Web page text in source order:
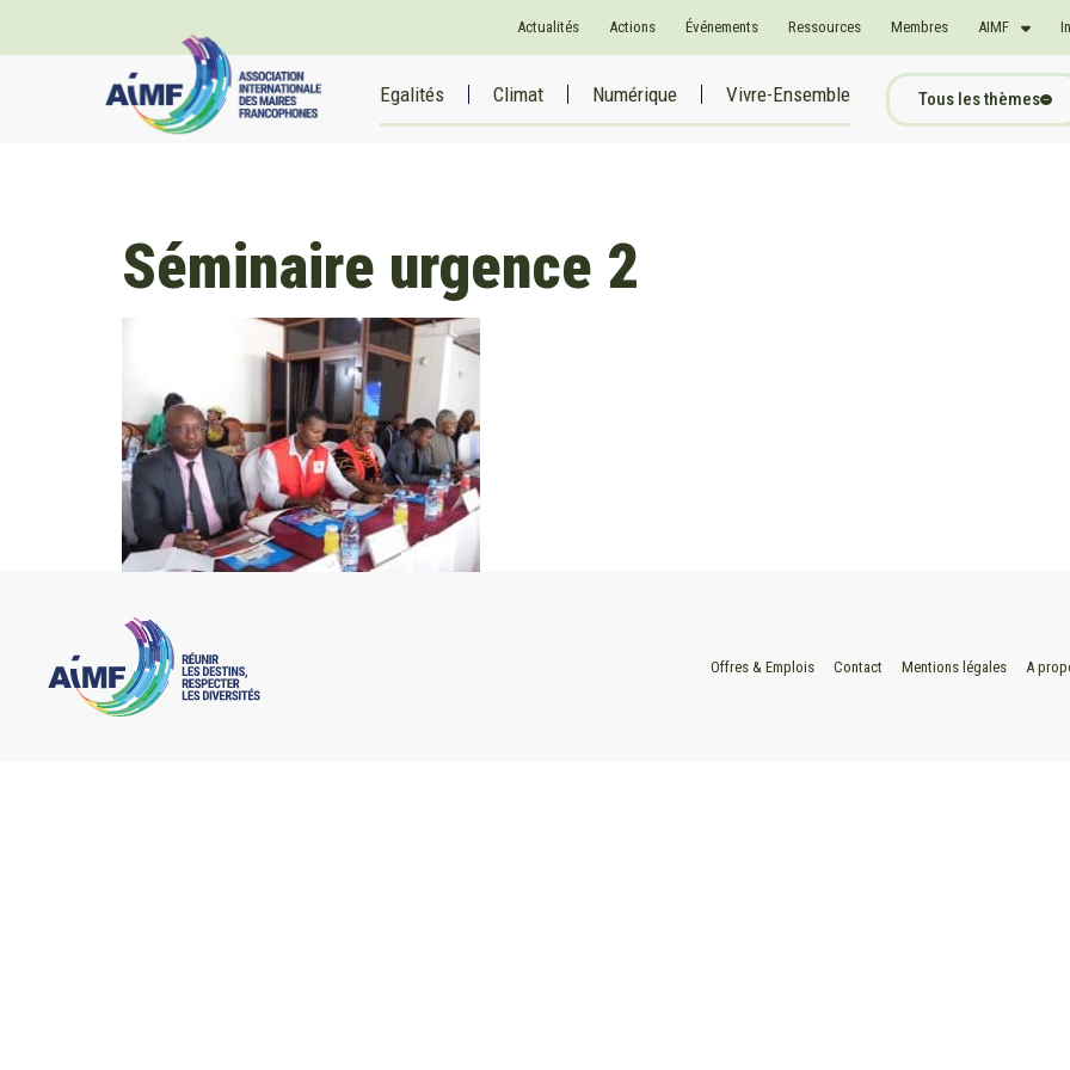
Actualités Actions Événements Ressources Membres AIMF
Egalités Climat Numérique Vivre-Ensemble Tous les thèmes
Séminaire urgence 2
Offres & Emplois Contact Mentions légales A